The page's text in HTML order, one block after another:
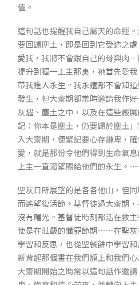
值。
這句話也提醒我自己屬天的命運
要回歸塵土，即是回到它受造之
愛我，我將不會跟自己的骨與肉
提升到獨一上主那裏，祂首先愛
帶我進入永生。我永遠都不會知
發生，但大齋期卻常時邀請我作
灰燼、塵土之中，以及在這些嚴
記：你本是塵土，仍要歸於塵土
入大齋期，便緊記要心存謙卑，
愛，就是那份令他們得到生命氣
上主一直渴望賜給他們的永生。
聖灰日所展望的是各各他山，但
而遙望復活節。基督徒過大齋期
沒有曙光。基督徒時刻都活在救
使是在莊嚴的懺罪節期……在聖灰
學習和反思，也從聖餐餅中學習
新背起那個畫在我們額上和我們
大齋期開始之時常以這句話作邀